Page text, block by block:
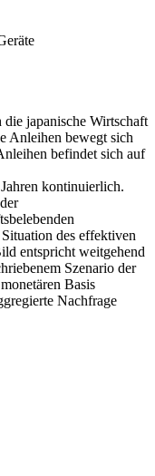
die japanische Wirtschaft
Anleihen bewegt sich
befindet sich auf
kontinuierlich.
des effektiven
entspricht weitgehend
Szenario der
Basis
Nachfrage